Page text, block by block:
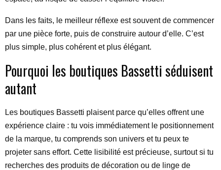
Dans les faits, le meilleur réflexe est souvent de commencer
par une pièce forte, puis de construire autour d’elle. C’est
plus simple, plus cohérent et plus élégant.
Pourquoi les boutiques Bassetti séduisent
autant
Les boutiques Bassetti plaisent parce qu’elles offrent une
expérience claire : tu vois immédiatement le positionnement
de la marque, tu comprends son univers et tu peux te
projeter sans effort. Cette lisibilité est précieuse, surtout si tu
recherches des produits de décoration ou de linge de